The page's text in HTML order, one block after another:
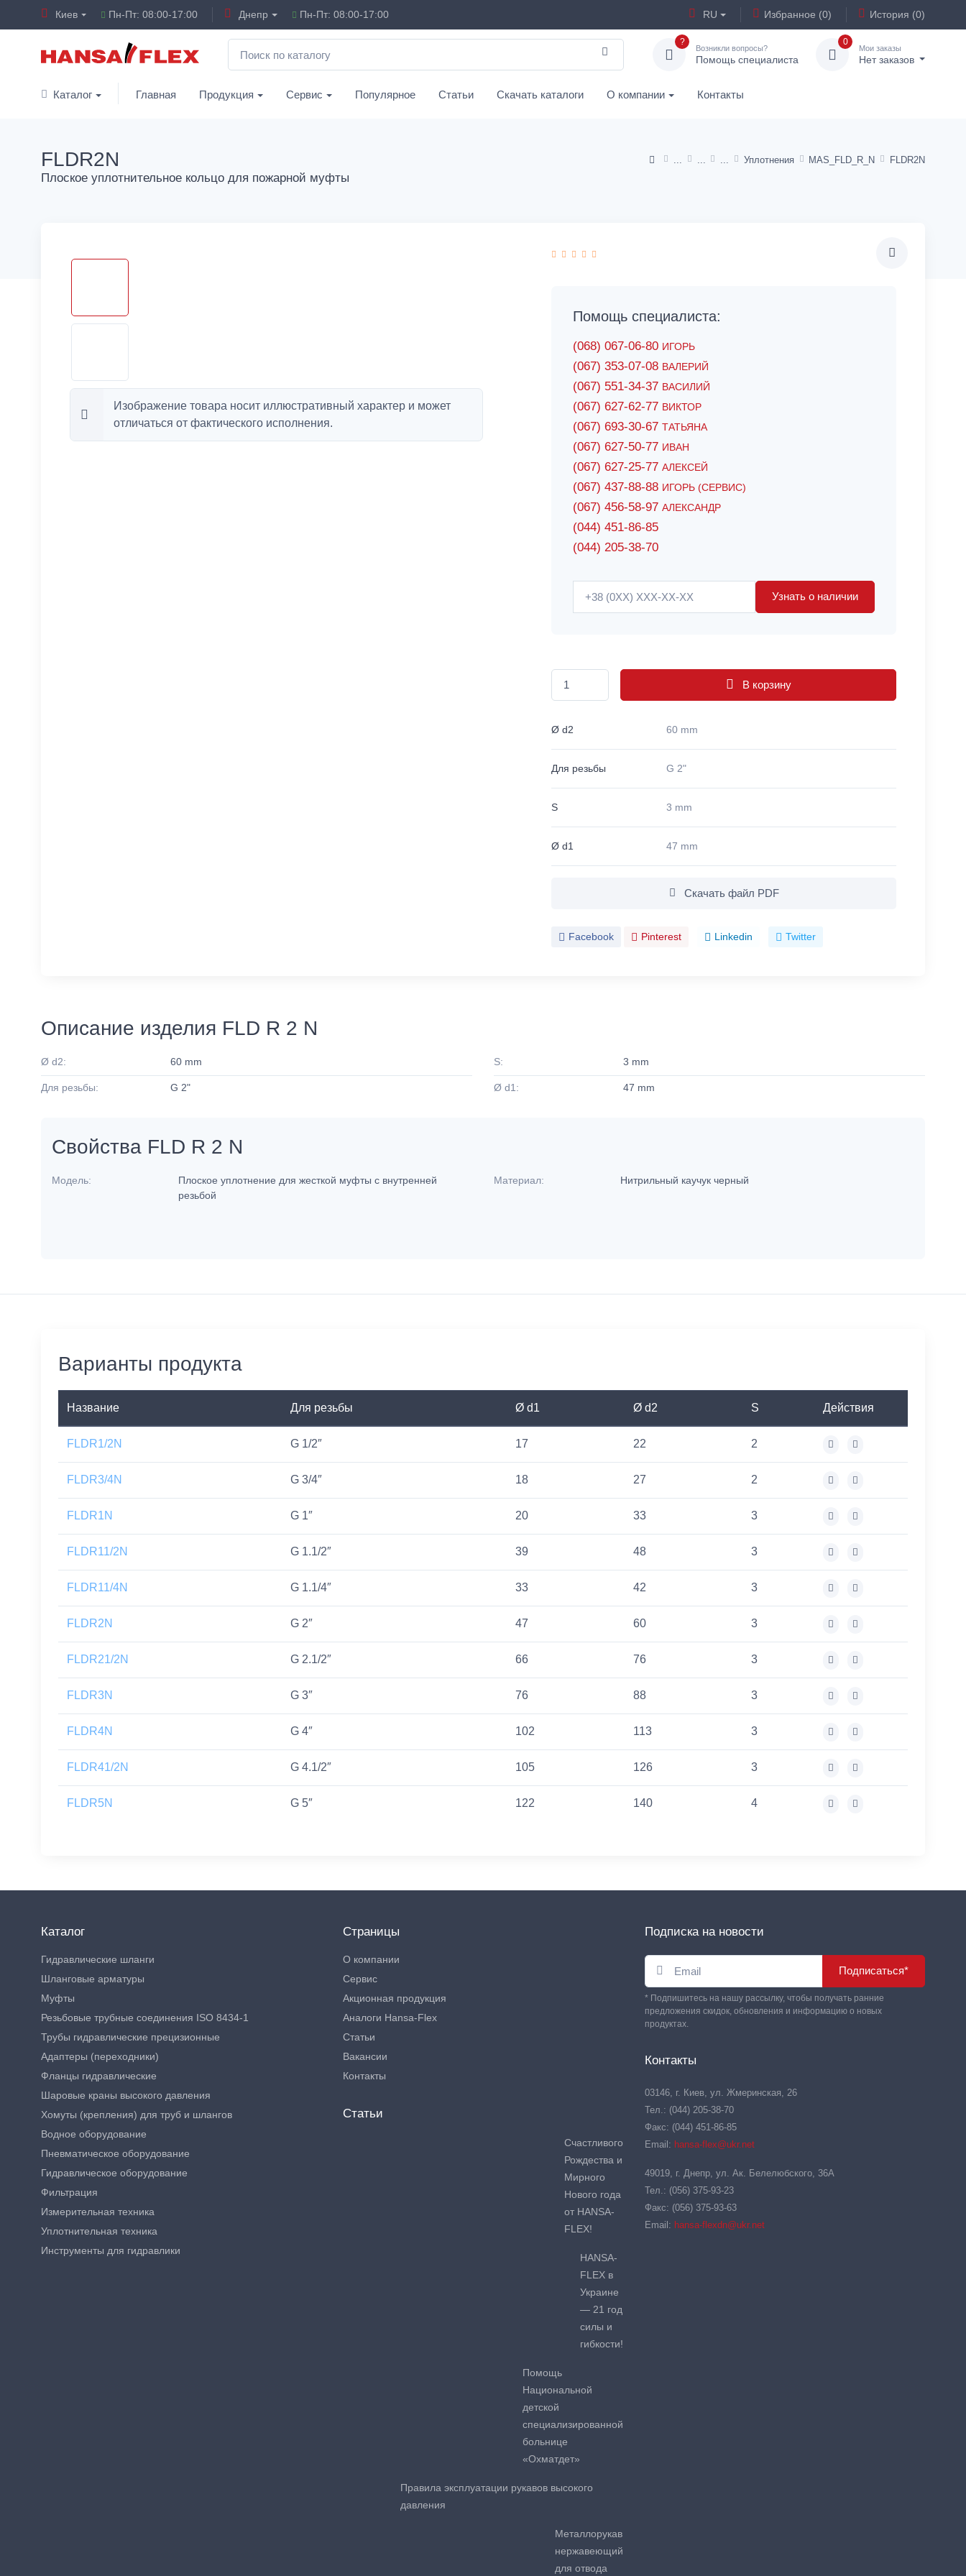
Киев Пн-Пт: 08:00-17:00 Днепр Пн-Пт: 08:00-17:00 RU Избранное (0) История (0)
?
Возникли вопросы?
Помощь специалиста
0
Мои заказы
Нет заказов
Каталог Главная Продукция Сервис Популярное Статьи Скачать каталоги О компании Контакты
Уплотнения MAS_FLD_R_N FLDR2N
FLDR2N
Плоское уплотнительное кольцо для пожарной муфты
Изображение товара носит иллюстративный характер и может
отличаться от фактического исполнения.
Помощь специалиста:
(068) 067-06-80 ИГОРЬ
(067) 353-07-08 ВАЛЕРИЙ
(067) 551-34-37 ВАСИЛИЙ
(067) 627-62-77 ВИКТОР
(067) 693-30-67 ТАТЬЯНА
(067) 627-50-77 ИВАН
(067) 627-25-77 АЛЕКСЕЙ
(067) 437-88-88 ИГОРЬ (СЕРВИС)
(067) 456-58-97 АЛЕКСАНДР
(044) 451-86-85
(044) 205-38-70
Узнать о наличии
В корзину
Ø d2 60 mm
Для резьбы G 2"
S 3 mm
Ø d1 47 mm
Скачать файл PDF
Facebook Pinterest Linkedin Twitter
Описание изделия FLD R 2 N
Ø d2: 60 mm
Для резьбы: G 2"
S: 3 mm
Ø d1: 47 mm
Свойства FLD R 2 N
Модель:
Плоское уплотнение для жесткой муфты с внутренней
резьбой
Материал: Нитрильный каучук черный
Варианты продукта
Название Для резьбы Ø d1 Ø d2 S Действия
FLDR1/2N G 1/2″ 17 22 2
FLDR3/4N G 3/4″ 18 27 2
FLDR1N G 1″ 20 33 3
FLDR11/2N G 1.1/2″ 39 48 3
FLDR11/4N G 1.1/4″ 33 42 3
FLDR2N G 2″ 47 60 3
FLDR21/2N G 2.1/2″ 66 76 3
FLDR3N G 3″ 76 88 3
FLDR4N G 4″ 102 113 3
FLDR41/2N G 4.1/2″ 105 126 3
FLDR5N G 5″ 122 140 4
Каталог
Гидравлические шланги
Шланговые арматуры
Муфты
Резьбовые трубные соединения ISO 8434-1
Трубы гидравлические прецизионные
Адаптеры (переходники)
Фланцы гидравлические
Шаровые краны высокого давления
Хомуты (крепления) для труб и шлангов
Водное оборудование
Пневматическое оборудование
Гидравлическое оборудование
Фильтрация
Измерительная техника
Уплотнительная техника
Инструменты для гидравлики
Страницы
О компании
Сервис
Акционная продукция
Аналоги Hansa-Flex
Статьи
Вакансии
Контакты
Статьи
Счастливого
Рождества и
Мирного
Нового года
от HANSA-
FLEX!
HANSA-
FLEX в
Украине
— 21 год
силы и
гибкости!
Помощь
Национальной
детской
специализированной
больнице
«Охматдет»
Правила эксплуатации рукавов высокого
давления
Металлорукав
нержавеющий
для отвода
Подписка на новости
Подписаться*
* Подпишитесь на нашу рассылку, чтобы получать ранние
предложения скидок, обновления и информацию о новых
продуктах.
Контакты
03146, г. Киев, ул. Жмеринская, 26
Тел.: (044) 205-38-70
Факс: (044) 451-86-85
Email: hansa-flex@ukr.net
49019, г. Днепр, ул. Ак. Белелюбского, 36А
Тел.: (056) 375-93-23
Факс: (056) 375-93-63
Email: hansa-flexdn@ukr.net